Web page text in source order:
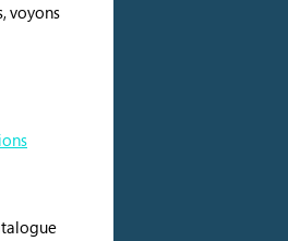
voyons